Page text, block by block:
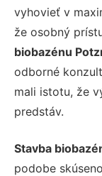
vyhovieť v
že osobný
biobazénu
odborné
mali istotu, že
predstáv.
Stavba
podobe